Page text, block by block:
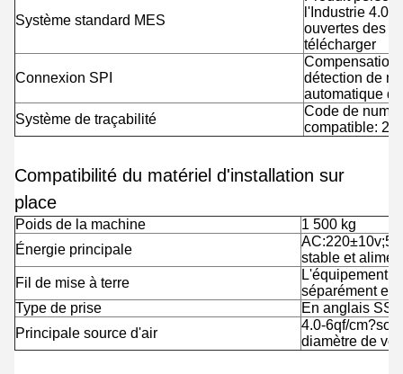
Système standard MES
l'Industrie 4.0,
ouvertes des
télécharger
Connexion SPI
Compensation
détection de
automatique
Système de traçabilité
Code de
compatible:
Compatibilité du matériel d'installation sur
place
Poids de la machine
1 500 kg
Énergie principale
stable et
Fil de mise à terre
L'équipement
séparément en
Type de prise
En anglais
Principale source d'air
4.0-6qf/
diamètre de